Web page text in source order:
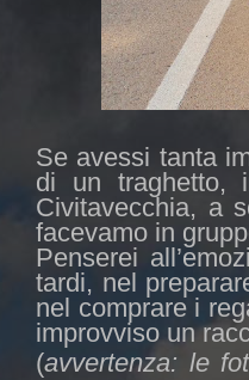
Se avessi tanta
di un traghetto,
Civitavecchia, a
facevamo in
Penserei
tardi, nel
nel comprare i
improvviso un
(avvertenza: le